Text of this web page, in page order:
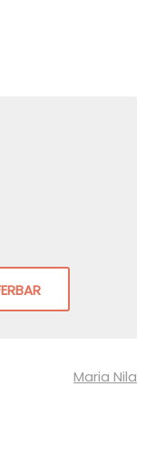
Maria Nila